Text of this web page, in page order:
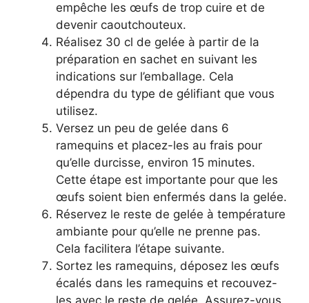
empêche les œufs de trop cuire et de
devenir caoutchouteux.
Réalisez 30 cl de gelée à partir de la
préparation en sachet en suivant les
indications sur l’emballage. Cela
dépendra du type de gélifiant que vous
utilisez.
Versez un peu de gelée dans 6
ramequins et placez-les au frais pour
qu’elle durcisse, environ 15 minutes.
Cette étape est importante pour que les
œufs soient bien enfermés dans la gelée.
Réservez le reste de gelée à température
ambiante pour qu’elle ne prenne pas.
Cela facilitera l’étape suivante.
Sortez les ramequins, déposez les œufs
écalés dans les ramequins et recouvez-